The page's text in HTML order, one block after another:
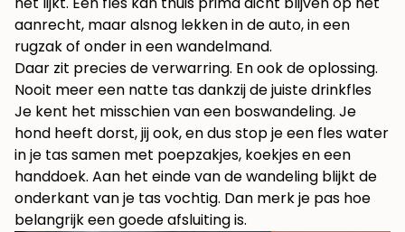
aanrecht, maar alsnog lekken in de auto, in een
rugzak of onder in een wandelmand.
Daar zit precies de verwarring. En ook de oplossing.
Nooit meer een natte tas dankzij de juiste drinkfles
Je kent het misschien van een boswandeling. Je
hond heeft dorst, jij ook, en dus stop je een fles water
in je tas samen met poepzakjes, koekjes en een
handdoek. Aan het einde van de wandeling blijkt de
onderkant van je tas vochtig. Dan merk je pas hoe
belangrijk een goede afsluiting is.